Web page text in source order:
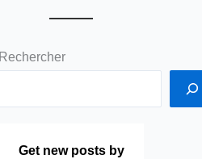
Rechercher
Get new posts by